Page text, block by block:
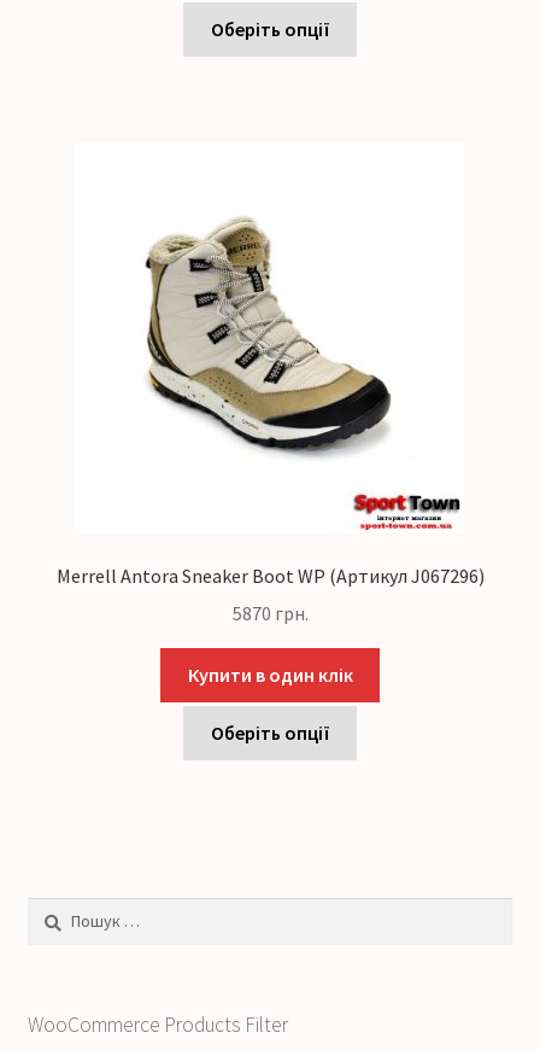
Оберіть опції
Merrell Antora Sneaker Boot WP (Артикул J067296)
5870 грн.
Купити в один клік
Оберіть опції
WooCommerce Products Filter